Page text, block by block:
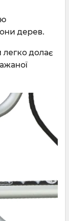
дерев.
легко долає